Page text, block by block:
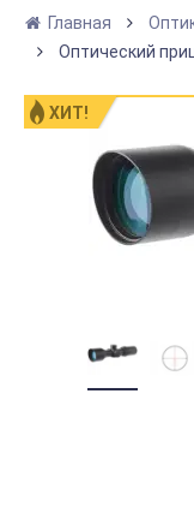
Главная
Оптический
ХИТ!